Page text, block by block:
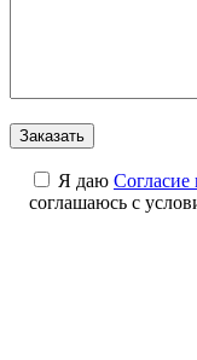
Я даю
соглашаюсь с